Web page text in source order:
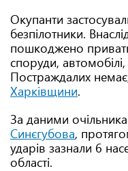
Окупанти
безпілотники.
пошкоджено
споруди, автомобілі,
Постраждалих
Харківщини.
За даними
Синєгубова,
ударів зазнали 6
області.